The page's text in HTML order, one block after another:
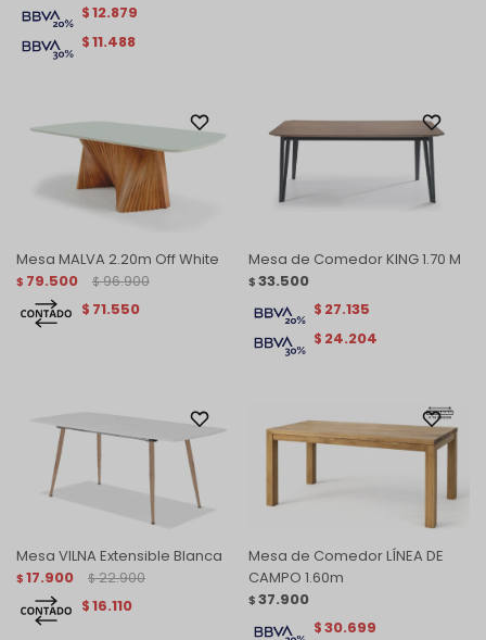
$11.488
$12.879
Mesa MALVA 2.20m Off White
$ 79.500 $ 96.900
$ 71.550
Mesa de Comedor KING 1.70 M
$ 33.500
$ 24.204
$ 27.135
Mesa VILNA Extensible Blanca
$ 17.900 $ 22.900
$16.110
Mesa de Comedor LÍNEA DE
CAMPO 1.60m
$ 37.900
$30.699